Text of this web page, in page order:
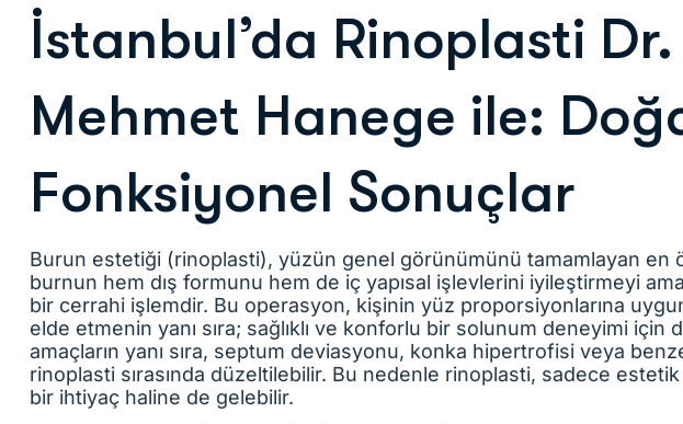
İstanbul’da Rinoplasti
Mehmet Hanege ile:
Fonksiyonel Sonuçlar
Burun estetiği (rinoplasti), yüzün genel görünümünü tamamlayan en
burnun hem dış formunu hem de iç yapısal işlevlerini iyileştirmeyi
bir cerrahi işlemdir. Bu operasyon, kişinin yüz proporsiyonlarına
elde etmenin yanı sıra; sağlıklı ve konforlu bir solunum deneyimi için
amaçların yanı sıra, septum deviasyonu, konka hipertrofisi veya
rinoplasti sırasında düzeltilebilir. Bu nedenle rinoplasti, sadece
bir ihtiyaç haline de gelebilir.